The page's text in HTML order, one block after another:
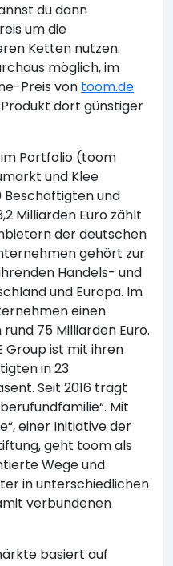
du dann
um die
Ketten nutzen.
möglich, im
Preis von toom.de
dort günstiger
Portfolio (toom
und Klee
und
Milliarden Euro zählt
der deutschen
gehört zur
Handels- und
und Europa. Im
einen
75 Milliarden Euro.
Group ist mit ihren
in 23
Seit 2016 trägt
Mit
einer Initiative der
geht toom als
Wege und
in unterschiedlichen
verbundenen
basiert auf